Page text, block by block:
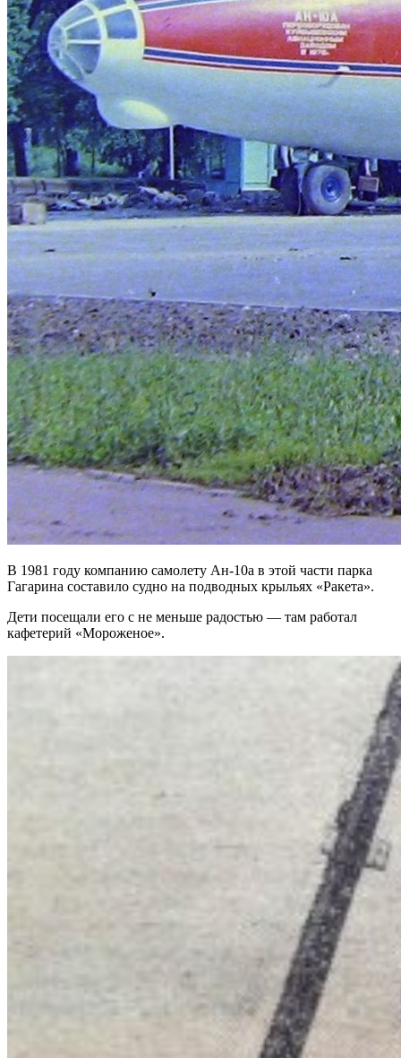
В 1981 году компанию самолету Ан-10а в этой части парка
Гагарина составило судно на подводных крыльях «Ракета».
Дети посещали его с не меньше радостью — там работал
кафетерий «Мороженое».